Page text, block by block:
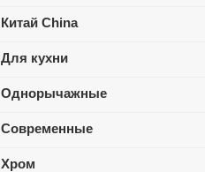
Китай China
Для кухни
Однорычажные
Современные
Хром